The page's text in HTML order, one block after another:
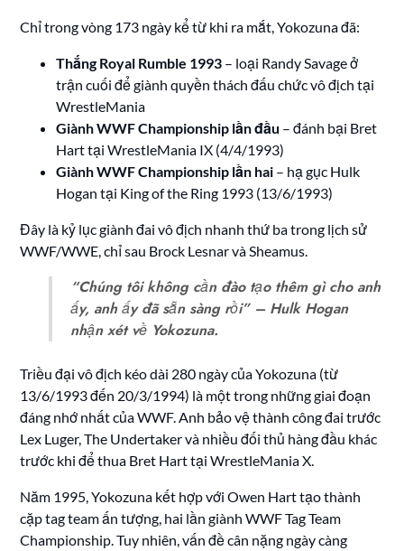
Chỉ trong vòng 173 ngày kể từ khi ra mắt, Yokozuna đã:
Thắng Royal Rumble 1993 – loại Randy Savage ở
trận cuối để giành quyền thách đấu chức vô địch tại
WrestleMania
Giành WWF Championship lần đầu – đánh bại Bret
Hart tại WrestleMania IX (4/4/1993)
Giành WWF Championship lần hai – hạ gục Hulk
Hogan tại King of the Ring 1993 (13/6/1993)
Đây là kỷ lục giành đai vô địch nhanh thứ ba trong lịch sử
WWF/WWE, chỉ sau Brock Lesnar và Sheamus.
“Chúng tôi không cần đào tạo thêm gì cho anh
ấy, anh ấy đã sẵn sàng rồi”– Hulk Hogan
nhận xét về Yokozuna.
Triều đại vô địch kéo dài 280 ngày của Yokozuna (từ
13/6/1993 đến 20/3/1994) là một trong những giai đoạn
đáng nhớ nhất của WWF. Anh bảo vệ thành công đai trước
Lex Luger, The Undertaker và nhiều đối thủ hàng đầu khác
trước khi để thua Bret Hart tại WrestleMania X.
Năm 1995, Yokozuna kết hợp với Owen Hart tạo thành
cặp tag team ấn tượng, hai lần giành WWF Tag Team
Championship. Tuy nhiên, vấn đề cân nặng ngày càng